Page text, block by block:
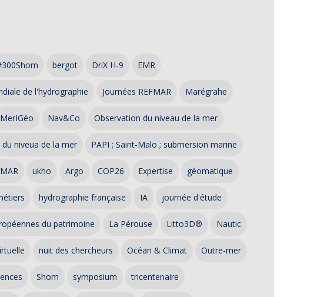
bergot DriX H-9 EMR
de l'hydrographie Journées REFMAR Marégrahe
MerIGéo Nav&Co Observation du niveau de la mer
niveua de la mer PAPI ; Saint-Malo ; submersion marine
ukho Argo COP26 Expertise géomatique
hydrographie française IA journée d'étude
du patrimoine La Pérouse Litto3D® Nautic
nuit des chercheurs Océan & Climat Outre-mer
Shom symposium tricentenaire